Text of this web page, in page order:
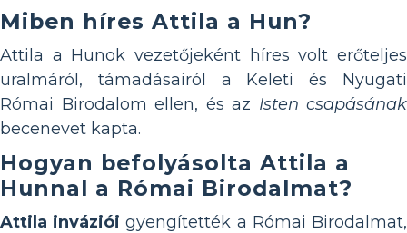
Miben híres Attila a Hun?
Attila a Hunok vezetőjeként híres volt erőteljes
uralmáról, támadásairól a Keleti és Nyugati
Római Birodalom ellen, és az Isten csapásának
becenevet kapta.
Hogyan befolyásolta Attila a
Hunnal a Római Birodalmat?
Attila inváziói gyengítették a Római Birodalmat,